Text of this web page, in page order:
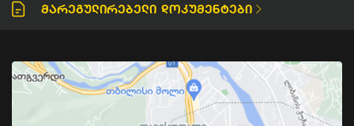
Მარეგულირებელი Დოკუმენტები